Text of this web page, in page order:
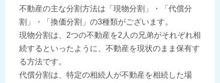
不動産の主な分割方法は「現物分割」・「代償分
割」・「換価分割」の3種類がございます。
現物分割は、2つの不動産を2人の兄弟がそれぞれ相
続するといったように、不動産を現状のまま保有す
る方法です。
代償分割は、特定の相続人が不動産を相続した場